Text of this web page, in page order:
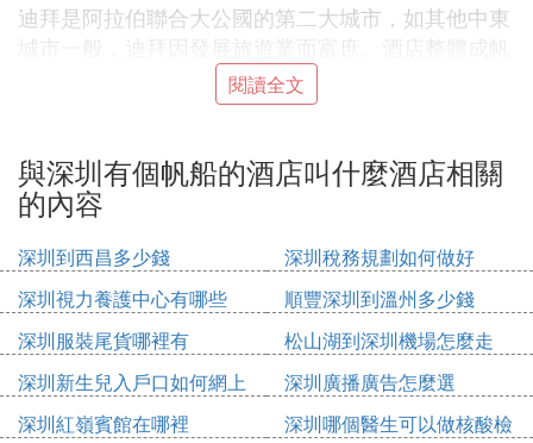
迪拜是阿拉伯聯合大公國的第二大城市，如其他中東
城市一般，迪拜因發展旅遊業而富庶。酒店整體成帆
船型，給人以馳騁大海的感覺。
院，艾菲爾鐵塔式的地標。
經過全世界上百名設計師的奇思妙想，加上迪拜人巨
大的錢口袋和5年的時間，終於締造出一個夢幻般的
建築——將濃烈的伊斯蘭風格和極盡奢華的裝飾與高
科技手段，建材完美結合，建築本身獲獎無數。
B. 深圳市南山區五星級酒店有哪些
您好，您可以登錄藝龍官網查看，為您推薦以下的酒
閱讀全文
與深圳有個帆船的酒店叫什麼酒店相關
的內容
深圳到西昌多少錢
深圳稅務規劃如何做好
深圳視力養護中心有哪些
順豐深圳到溫州多少錢
深圳服裝尾貨哪裡有
松山湖到深圳機場怎麼走
深圳新生兒入戶口如何網上
申請
深圳廣播廣告怎麼選
深圳紅嶺賓館在哪裡
深圳哪個醫生可以做核酸檢